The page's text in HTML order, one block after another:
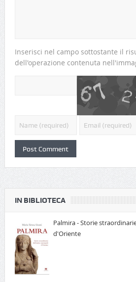
Inserisci nel campo sottostante il
dell'operazione contenuta
IN BIBLIOTECA
Palmira - Storie
d'Oriente